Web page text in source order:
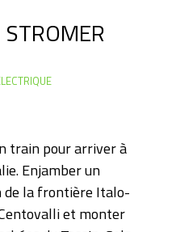
train pour arriver à
Enjamber un
de la frontière Italo-
et monter